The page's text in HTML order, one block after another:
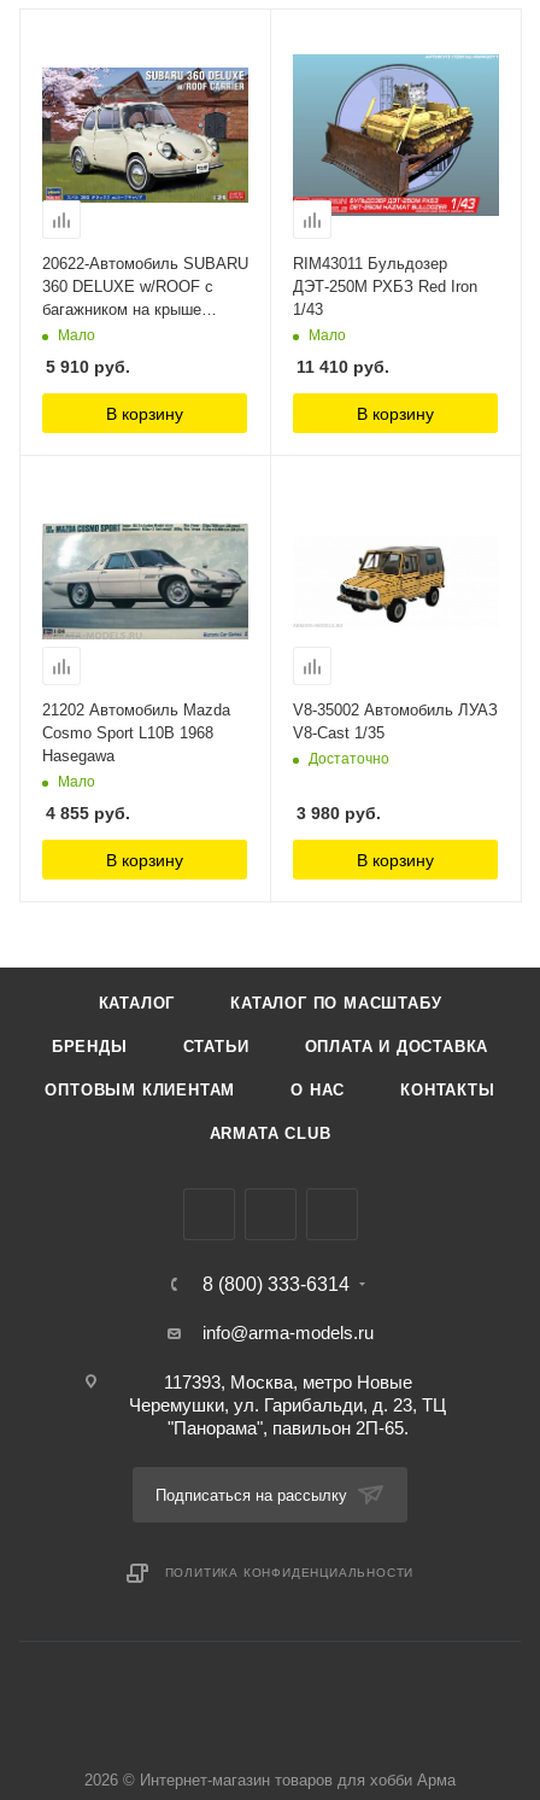
20622-Автомобиль SUBARU
360 DELUXE w/ROOF с
багажником на крыше
(Limited Edition) Hasegawa
Мало
5 910 руб.
В корзину
RIM43011 Бульдозер
ДЭТ-250М РХБЗ Red Iron
1/43
Мало
11 410 руб.
В корзину
21202 Автомобиль Mazda
Cosmo Sport L10B 1968
Hasegawa
Мало
4 855 руб.
В корзину
V8-35002 Автомобиль ЛУАЗ
V8-Cast 1/35
Достаточно
3 980 руб.
В корзину
КАТАЛОГ КАТАЛОГ ПО МАСШТАБУ
БРЕНДЫ СТАТЬИ ОПЛАТА И ДОСТАВКА
ОПТОВЫМ КЛИЕНТАМ О НАС КОНТАКТЫ
ARMATA CLUB
8 (800) 333-6314
info@arma-models.ru
117393, Москва, метро Новые
Черемушки, ул. Гарибальди, д. 23, ТЦ
"Панорама", павильон 2П-65.
Подписаться на рассылку
ПОЛИТИКА КОНФИДЕНЦИАЛЬНОСТИ
2026 © Интернет-магазин товаров для хобби Арма